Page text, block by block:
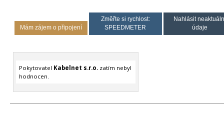
Mám zájem o připojení
Změřte si rychlost:
SPEEDMETER
Nahlásit
údaje
Pokytovatel Kabelnet s.r.o.zatím nebyl
hodnocen.